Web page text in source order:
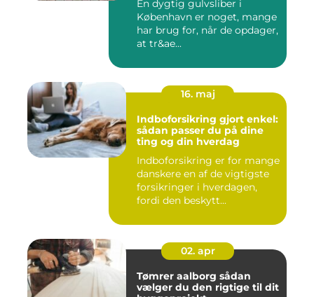
En dygtig gulvsliber i
København er noget, mange
har brug for, når de opdager,
at tr&ae...
16. maj
Indboforsikring gjort enkel:
sådan passer du på dine
ting og din hverdag
Indboforsikring er for mange
danskere en af de vigtigste
forsikringer i hverdagen,
fordi den beskytt...
02. apr
Tømrer aalborg sådan
vælger du den rigtige til dit